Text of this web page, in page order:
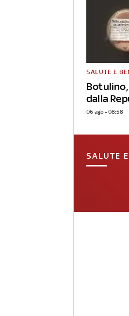
dalla
SALUTE E
06 ago - 08:58
SALUTE